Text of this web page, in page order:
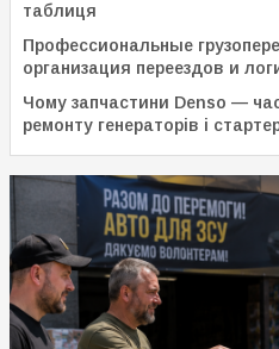
таблиця
Профессиональные
организация переездов и
Чому запчастини Denso —
ремонту генераторів і